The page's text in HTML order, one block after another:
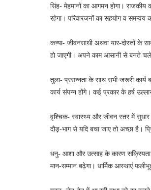
सिंह- मेहमानों का आगमन होगा। राजकीय
रहेगा। परिवारजनों का सहयोग व
कन्या- जीवनसाथी अथवा यार-दोस्तों के
हो जाएगी। अपने काम आसानी से बनते
तुला- प्रसन्नता के साथ सभी जरूरी कार्य
कार्य संपन्न होंगे। कई प्रकार के हर्ष
वृश्चिक- स्वास्थ्य और जीवन स्तर में सुधार
दौड़़-भाग से यदि बचा जाए तो अच्छा
धनु- आशा और उत्साह के कारण सक्रियता
मान-सम्मान बढ़ेगा। धार्मिक आस्थाएं